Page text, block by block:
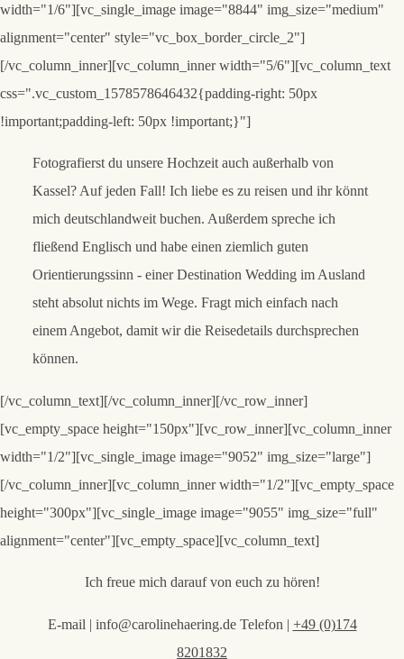
width="1/6"][vc_single_image image="8844" img_size="medium"
alignment="center" style="vc_box_border_circle_2"]
[/vc_column_inner][vc_column_inner width="5/6"][vc_column_text
css=".vc_custom_1578578646432{padding-right: 50px
!important;padding-left: 50px !important;}"]
Fotografierst du unsere Hochzeit auch außerhalb von
Kassel?Auf jeden Fall! Ich liebe es zu reisen und ihr könnt
mich deutschlandweit buchen. Außerdem spreche ich
fließend Englisch und habe einen ziemlich guten
Orientierungssinn - einer Destination Wedding im Ausland
steht absolut nichts im Wege. Fragt mich einfach nach
einem Angebot, damit wir die Reisedetails durchsprechen
können.
[/vc_column_text][/vc_column_inner][/vc_row_inner]
[vc_empty_space height="150px"][vc_row_inner][vc_column_inner
width="1/2"][vc_single_image image="9052" img_size="large"]
[/vc_column_inner][vc_column_inner width="1/2"][vc_empty_space
height="300px"][vc_single_image image="9055" img_size="full"
alignment="center"][vc_empty_space][vc_column_text]
Ich freue mich darauf von euch zu hören!
E-mail | info@carolinehaering.de Telefon | +49 (0)174
8201832